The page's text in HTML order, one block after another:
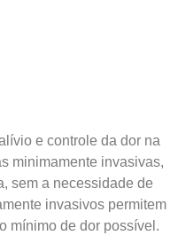
e controle da dor na
minimamente invasivas,
sem a necessidade de
invasivos permitem
mínimo de dor possível.